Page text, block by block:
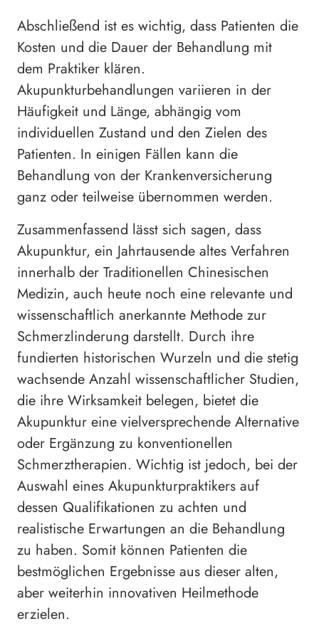
Abschließend ist es wichtig, dass Patienten die
Kosten und die Dauer der Behandlung mit
dem Praktiker klären.
Akupunkturbehandlungen variieren in der
Häufigkeit und Länge, abhängig vom
individuellen Zustand und den Zielen des
Patienten. In einigen Fällen kann die
Behandlung von der Krankenversicherung
ganz oder teilweise übernommen werden.
Zusammenfassend lässt sich sagen, dass
Akupunktur, ein Jahrtausende altes Verfahren
innerhalb der Traditionellen Chinesischen
Medizin, auch heute noch eine relevante und
wissenschaftlich anerkannte Methode zur
Schmerzlinderung darstellt. Durch ihre
fundierten historischen Wurzeln und die stetig
wachsende Anzahl wissenschaftlicher Studien,
die ihre Wirksamkeit belegen, bietet die
Akupunktur eine vielversprechende Alternative
oder Ergänzung zu konventionellen
Schmerztherapien. Wichtig ist jedoch, bei der
Auswahl eines Akupunkturpraktikers auf
dessen Qualifikationen zu achten und
realistische Erwartungen an die Behandlung
zu haben. Somit können Patienten die
bestmöglichen Ergebnisse aus dieser alten,
aber weiterhin innovativen Heilmethode
erzielen.